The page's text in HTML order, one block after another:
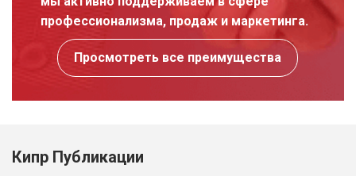
профессионализма, продаж и маркетинга.
Просмотреть все преимущества
Кипр Публикации